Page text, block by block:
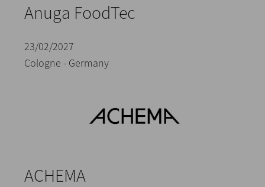
Anuga FoodTec
23/02/2027
Cologne - Germany
ACHEMA